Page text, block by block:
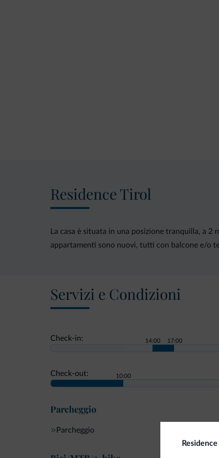
Residence Tirol
La casa è situata in una posizione tranquilla, a
appartamenti sono nuovi, tutti con balcone e/o
Servizi e Condizioni
Check-in: 14:00 17:00
Check-out: 10:00
Parcheggio
Parcheggio